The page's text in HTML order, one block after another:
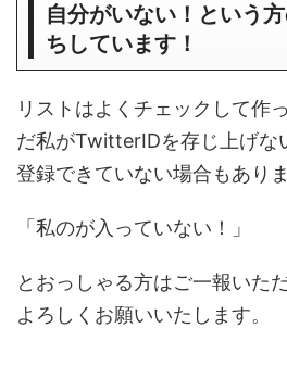
自分がいない！という
ちしています！
リストはよくチェックして作
だ私がTwitterIDを存じ上げな
登録できていない場合もありま
「私のが入っていない！」
とおっしゃる方はご一報いた
よろしくお願いいたします。